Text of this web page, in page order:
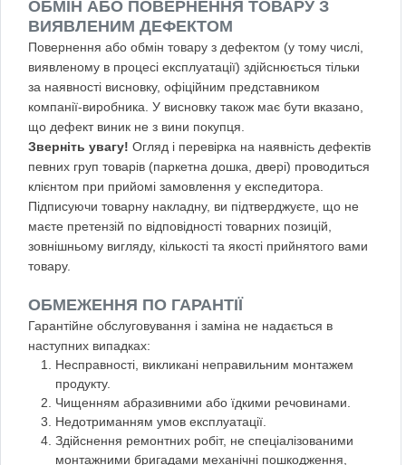
ОБМІН АБО ПОВЕРНЕННЯ ТОВАРУ З
ВИЯВЛЕНИМ ДЕФЕКТОМ
Повернення або обмін товару з дефектом (у тому числі,
виявленому в процесі експлуатації) здійснюється тільки
за наявності висновку, офіційним представником
компанії-виробника. У висновку також має бути вказано,
що дефект виник не з вини покупця.
Зверніть увагу! Огляд і перевірка на наявність дефектів
певних груп товарів (паркетна дошка, двері) проводиться
клієнтом при прийомі замовлення у експедитора.
Підписуючи товарну накладну, ви підтверджуєте, що не
маєте претензій по відповідності товарних позицій,
зовнішньому вигляду, кількості та якості прийнятого вами
товару.
ОБМЕЖЕННЯ ПО ГАРАНТІЇ
Гарантійне обслуговування і заміна не надається в
наступних випадках:
Несправності, викликані неправильним монтажем
продукту.
Чищенням абразивними або їдкими речовинами.
Недотриманням умов експлуатації.
Здійснення ремонтних робіт, не спеціалізованими
монтажними бригадами механічні пошкодження,